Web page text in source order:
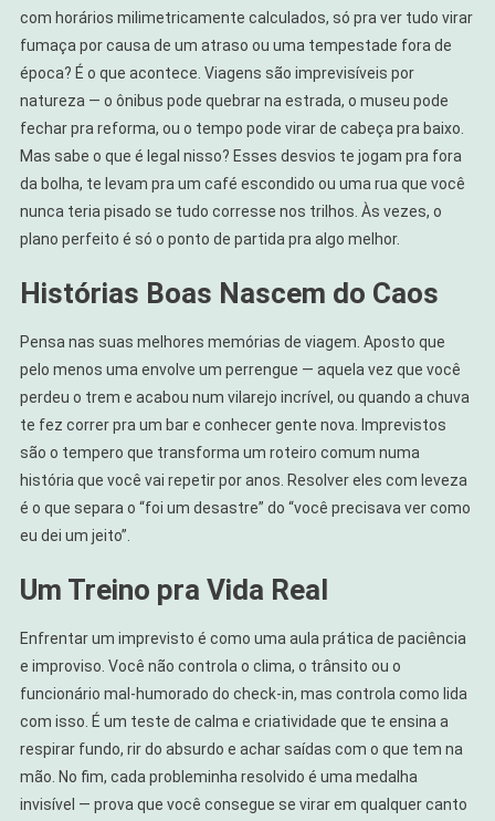
com horários milimetricamente calculados, só pra ver tudo virar
fumaça por causa de um atraso ou uma tempestade fora de
época? É o que acontece. Viagens são imprevisíveis por
natureza — o ônibus pode quebrar na estrada, o museu pode
fechar pra reforma, ou o tempo pode virar de cabeça pra baixo.
Mas sabe o que é legal nisso? Esses desvios te jogam pra fora
da bolha, te levam pra um café escondido ou uma rua que você
nunca teria pisado se tudo corresse nos trilhos. Às vezes, o
plano perfeito é só o ponto de partida pra algo melhor.
Histórias Boas Nascem do Caos
Pensa nas suas melhores memórias de viagem. Aposto que
pelo menos uma envolve um perrengue — aquela vez que você
perdeu o trem e acabou num vilarejo incrível, ou quando a chuva
te fez correr pra um bar e conhecer gente nova. Imprevistos
são o tempero que transforma um roteiro comum numa
história que você vai repetir por anos. Resolver eles com leveza
é o que separa o “foi um desastre” do “você precisava ver como
eu dei um jeito”.
Um Treino pra Vida Real
Enfrentar um imprevisto é como uma aula prática de paciência
e improviso. Você não controla o clima, o trânsito ou o
funcionário mal-humorado do check-in, mas controla como lida
com isso. É um teste de calma e criatividade que te ensina a
respirar fundo, rir do absurdo e achar saídas com o que tem na
mão. No fim, cada probleminha resolvido é uma medalha
invisível — prova que você consegue se virar em qualquer canto